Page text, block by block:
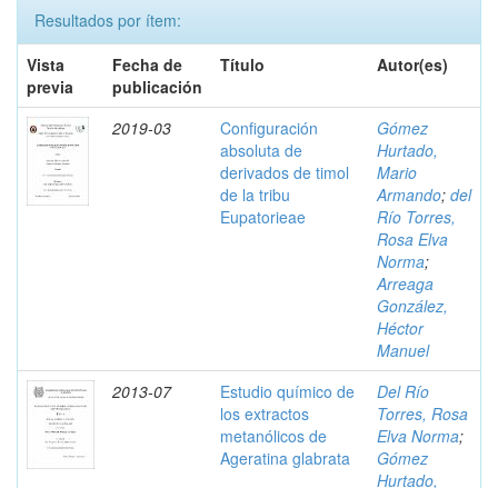
Resultados por ítem:
Vista
previa
Fecha de
publicación
Título Autor(es)
2019-03
Configuración
absoluta de
derivados de timol
de la tribu
Eupatorieae
Gómez
Hurtado,
Mario
Armando; del
Río Torres,
Rosa Elva
Norma;
Arreaga
González,
Héctor
Manuel
2013-07
Estudio químico de
los extractos
metanólicos de
Ageratina glabrata
Del Río
Torres, Rosa
Elva Norma;
Gómez
Hurtado,